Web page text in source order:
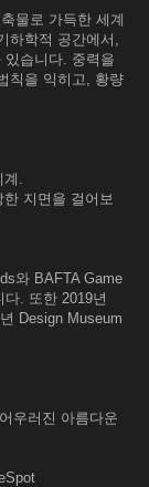
물로 가득한 세계
하학적 공간에서,
있습니다. 중력을
칙을 익히고, 황량
계.
지면을 걸어보
와 BAFTA Game
. 또한 2019년
Design Museum
우러진 아름다운